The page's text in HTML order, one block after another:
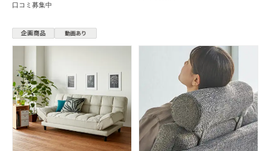
口コミ募集中